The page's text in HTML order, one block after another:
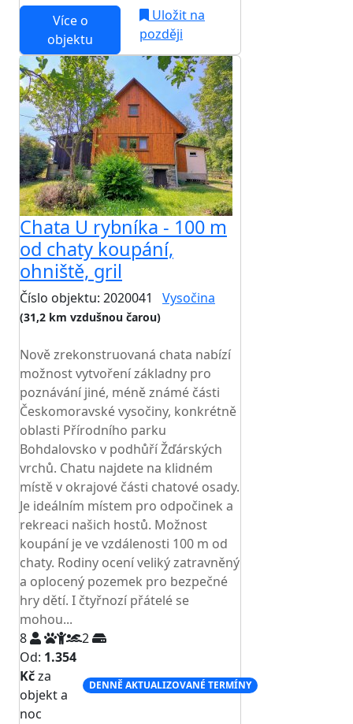
Více o
objektu
Uložit na
později
Chata U rybníka - 100 m
od chaty koupání,
ohniště, gril
Číslo objektu: 2020041 Vysočina
(31,2 km vzdušnou čarou)
Nově zrekonstruovaná chata nabízí
možnost vytvoření základny pro
poznávání jiné, méně známé části
Českomoravské vysočiny, konkrétně
oblasti Přírodního parku
Bohdalovsko v podhůří Žďárských
vrchů. Chatu najdete na klidném
místě v okrajové části chatové osady.
Je ideálním místem pro odpočinek a
rekreaci našich hostů. Možnost
koupání je ve vzdálenosti 100 m od
chaty. Rodiny ocení veliký zatravněný
a oplocený pozemek pro bezpečné
hry dětí. I čtyřnozí přátelé se
mohou...
8
2
Od: 1.354
Kčza
objekt a
noc
DENNĚ AKTUALIZOVANÉ TERMÍNY